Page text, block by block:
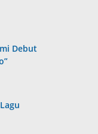
Debut